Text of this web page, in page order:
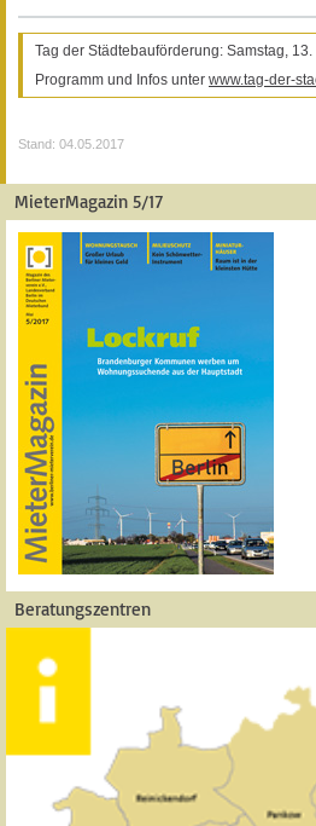
Tag der Städtebauförderung: Samstag,
Programm und Infos unter www.tag-der-
Stand: 04.05.2017
MieterMagazin 5/17
Beratungszentren